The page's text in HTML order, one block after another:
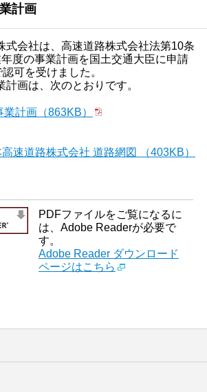
計画
式会社は、高速道路株式会社法第10条
度の事業計画を国土交通大臣に申請
可を受けました。
計画は、次のとおりです。
計画（863KB）
速道路株式会社 道路網図 （403KB）
PDFファイルをご覧になるに
は、Adobe Readerが必要で
す。
Adobe Reader ダウンロード
ページはこちら